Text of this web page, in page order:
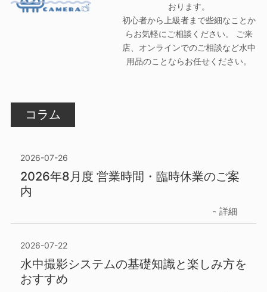
おります。
初心者から上級者まで些細なことか
らお気軽にご相談ください。 ご来
店、オンラインでのご相談など水中
用品のことならお任せください。
コラム
2026-07-26
2026年8月度 営業時間・臨時休業のご案
内
詳細
2026-07-22
水中撮影システムの基礎知識と楽しみ方を
おすすめ